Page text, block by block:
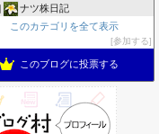
ナツ株日記
億り人研究所
デイトレ初心者のトレード日記
このカテゴリを全て表示
参加する
このブログに投票する